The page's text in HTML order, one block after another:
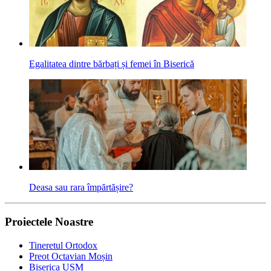
Egalitatea dintre bărbați și femei în Biserică
Deasa sau rara îm­părtășire?
Proiectele Noastre
Tineretul Ortodox
Preot Octavian Moșin
Biserica USM